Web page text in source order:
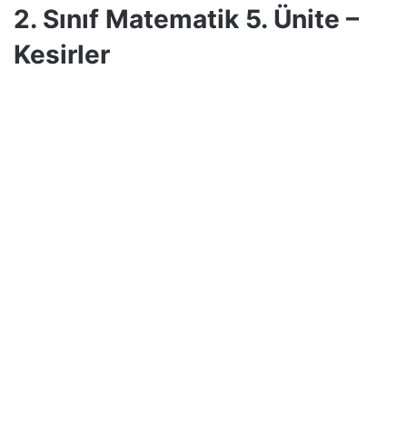
2. Sınıf Matematik 5. Ünite –
Kesirler